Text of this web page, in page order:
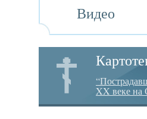
Видео
XX веке на